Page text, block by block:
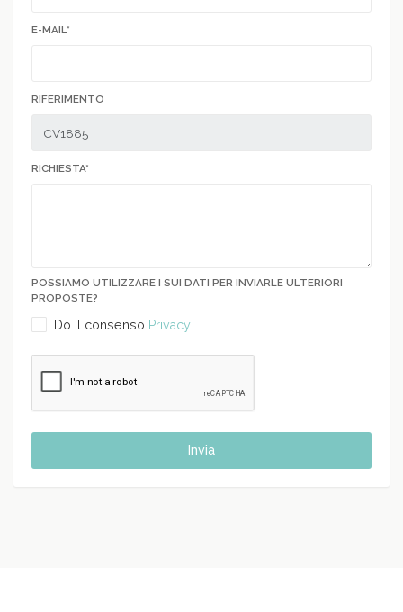
E-MAIL*
RIFERIMENTO
RICHIESTA*
POSSIAMO UTILIZZARE I SUI DATI PER INVIARLE ULTERIORI
PROPOSTE?
Do il consenso Privacy
Invia